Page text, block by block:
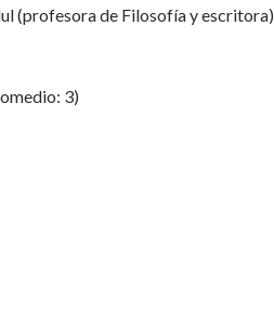
(profesora de Filosofía y escritora)
3)